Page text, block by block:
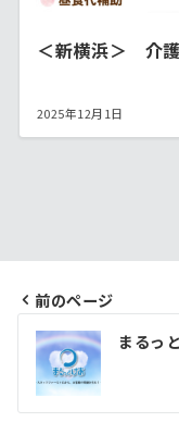
＜新横浜＞ 介
2025年12月1日
投
稿
ナ
前のページ
まるっ